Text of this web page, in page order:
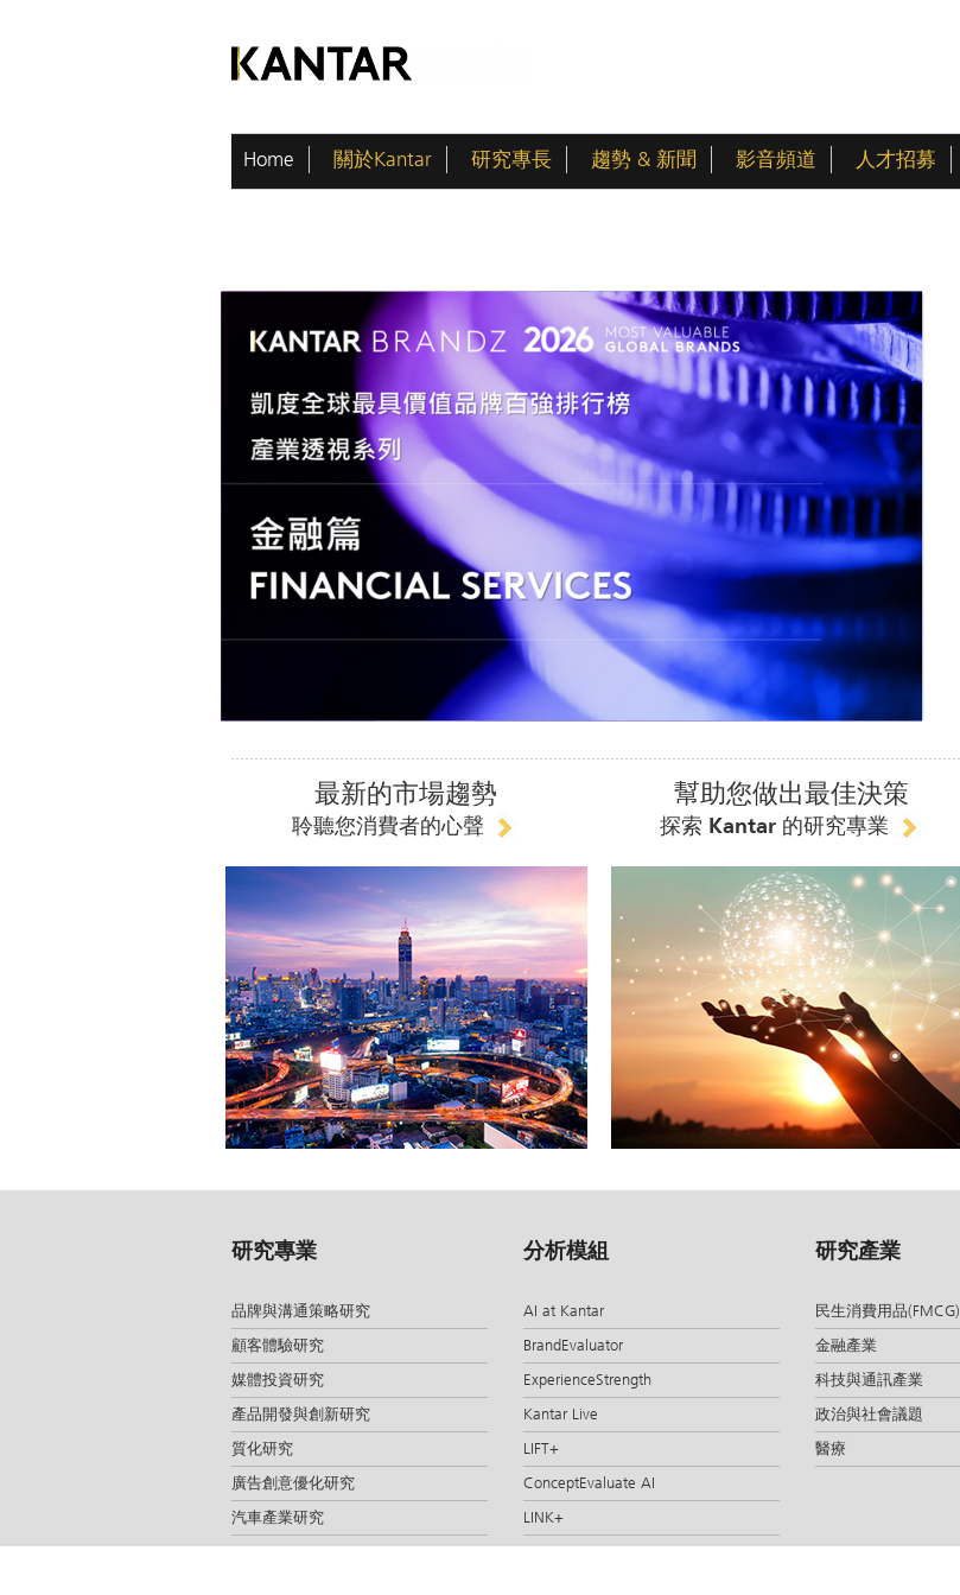
Home 關於Kantar 研究專長 趨勢 & 新聞 影音頻道 人才招募
最新的市場趨勢
聆聽您消費者的心聲
幫助您做出最佳決策
探索 Kantar 的研究專業
研究專業
品牌與溝通策略研究
顧客體驗研究
媒體投資研究
產品開發與創新研究
質化研究
廣告創意優化研究
汽車產業研究
分析模組
AI at Kantar
BrandEvaluator
ExperienceStrength
Kantar Live
LIFT+
ConceptEvaluate AI
LINK+
研究產業
民生消費用品(FMCG)
金融產業
科技與通訊產業
政治與社會議題
醫療